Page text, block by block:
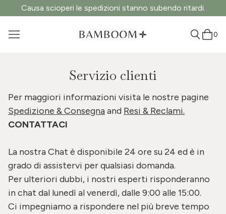
Causa scioperi le spedizioni stanno subendo ritardi.
0
Servizio clienti
Per maggiori informazioni visita le nostre pagine
Spedizione & Consegnaand Resi & Reclami.
CONTATTACI
La nostra Chat è disponibile 24 ore su 24 ed è in
grado di assistervi per qualsiasi domanda.
Per ulteriori dubbi, i nostri esperti risponderanno
in chat dal lunedì al venerdì, dalle 9:00 alle 15:00.
Ci impegniamo a rispondere nel più breve tempo